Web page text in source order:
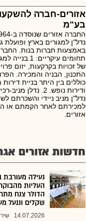
אזורים-חברה
בע"מ
נדל"ן למגורים בארץ ופועלת
באמצעות חברות בנות.
תחומים
של זכויות בקרקעות, יזום
התכנון, הבניה והמכירה.
כוללים בין היתר בניית
ודירות נופש. 2.
נדל"ן מניב ניידי והשכרתם
למכירתם לאחר הקמתם או
אזורים.
חדשות אזורים אגח
נעילה
העליות
שקלים וננעל
14.07.2026